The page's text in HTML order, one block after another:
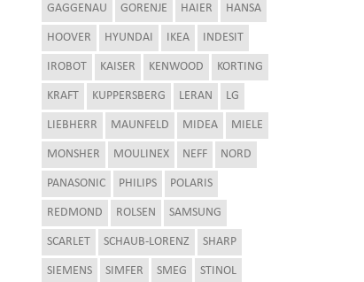
GAGGENAU GORENJE HAIER HANSA
HOOVER HYUNDAI IKEA INDESIT
IROBOT KAISER KENWOOD KORTING
KRAFT KUPPERSBERG LERAN LG
LIEBHERR MAUNFELD MIDEA MIELE
MONSHER MOULINEX NEFF NORD
PANASONIC PHILIPS POLARIS
REDMOND ROLSEN SAMSUNG
SCARLET SCHAUB-LORENZ SHARP
SIEMENS SIMFER SMEG STINOL